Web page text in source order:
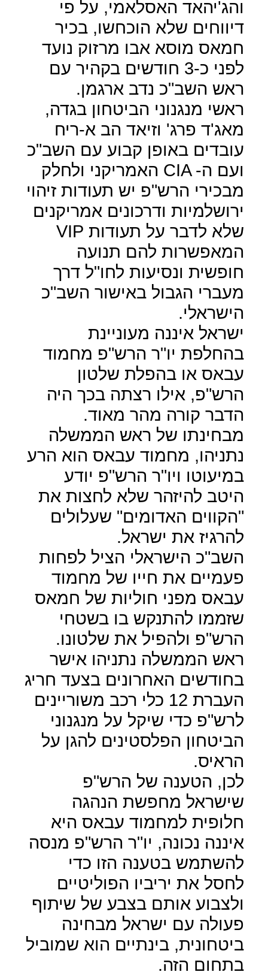
והג'יהאד האסלאמי, על פי
דיווחים שלא הוכחשו, בכיר
חמאס מוסא אבו מרזוק נועד
לפני כ-3 חודשים בקהיר עם
ראש השב"כ נדב ארגמן.
ראשי מנגנוני הביטחון בגדה,
מאג'ד פרג' וזיאד הב א-ריח
עובדים באופן קבוע עם השב"כ
ועם ה- CIA האמריקני ולחלק
מבכירי הרש"פ יש תעודות זיהוי
ירושלמיות ודרכונים אמריקנים
שלא לדבר על תעודות VIP
המאפשרות להם תנועה
חופשית ונסיעות לחו"ל דרך
מעברי הגבול באישור השב"כ
הישראלי.
ישראל איננה מעוניינת
בהחלפת יו"ר הרש"פ מחמוד
עבאס או בהפלת שלטון
הרש"פ, אילו רצתה בכך היה
הדבר קורה מהר מאוד.
מבחינתו של ראש הממשלה
נתניהו, מחמוד עבאס הוא הרע
במיעוטו ויו"ר הרש"פ יודע
היטב להיזהר שלא לחצות את
"הקווים האדומים" שעלולים
להרגיז את ישראל.
השב"כ הישראלי הציל לפחות
פעמיים את חייו של מחמוד
עבאס מפני חוליות של חמאס
שזממו להתנקש בו בשטחי
הרש"פ ולהפיל את שלטונו.
ראש הממשלה נתניהו אישר
בחודשים האחרונים בצעד חריג
העברת 12 כלי רכב משוריינים
לרש"פ כדי שיקל על מנגנוני
הביטחון הפלסטינים להגן על
הראיס.
לכן, הטענה של הרש"פ
שישראל מחפשת הנהגה
חלופית למחמוד עבאס היא
איננה נכונה, יו"ר הרש"פ מנסה
להשתמש בטענה הזו כדי
לחסל את יריביו הפוליטיים
ולצבוע אותם בצבע של שיתוף
פעולה עם ישראל מבחינה
ביטחונית, בינתיים הוא שמוביל
בתחום הזה.